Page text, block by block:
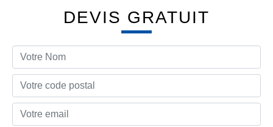
DEVIS GRATUIT